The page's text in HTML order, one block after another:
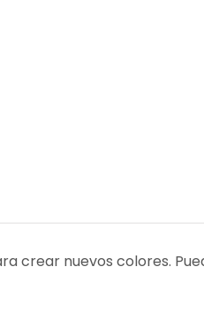
crear nuevos colores.